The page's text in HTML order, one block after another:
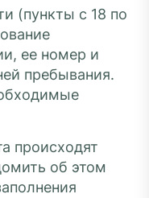
(пункты с 18 по
ее номер и
пребывания.
происходят
об этом